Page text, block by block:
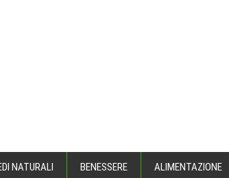
NATURALI BENESSERE ALIMENTAZIONE